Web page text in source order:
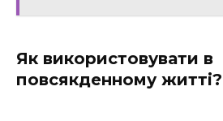
Як використовувати в
повсякденному житті?